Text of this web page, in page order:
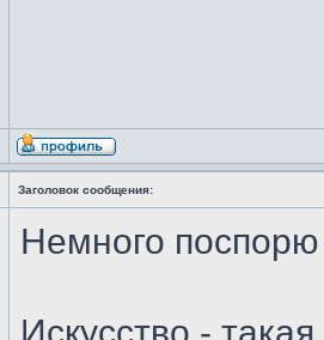
Заголовок сообщения:
Немного